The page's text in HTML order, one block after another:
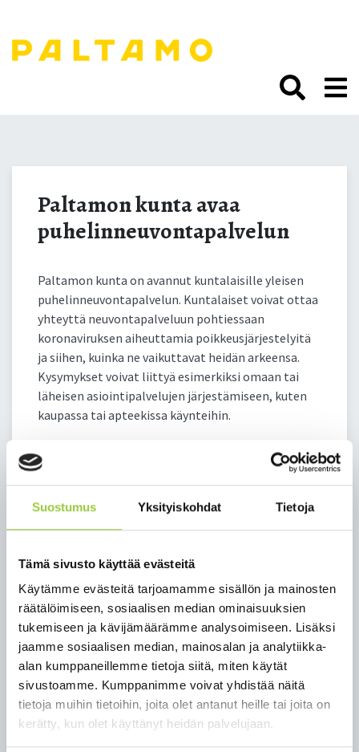
Suostumus Yksityiskohdat Tietoja
Tämä sivusto käyttää evästeitä
Käytämme evästeitä tarjoamamme sisällön ja mainosten
räätälöimiseen, sosiaalisen median ominaisuuksien
tukemiseen ja kävijämäärämme analysoimiseen. Lisäksi
jaamme sosiaalisen median, mainosalan ja analytiikka-
alan kumppaneillemme tietoja siitä, miten käytät
sivustoamme. Kumppanimme voivat yhdistää näitä
tietoja muihin tietoihin, joita olet antanut heille tai joita on
kerätty, kun olet käyttänyt heidän palvelujaan.
Paltamon kunta avaa
puhelinneuvontapalvelun
Paltamon kunta avaa
puhelinneuvontapalvelun
Paltamon kunta on avannut kuntalaisille yleisen
puhelinneuvontapalvelun. Kuntalaiset voivat ottaa
yhteyttä neuvontapalveluun pohtiessaan
koronaviruksen aiheuttamia poikkeusjärjestelyitä
ja siihen, kuinka ne vaikuttavat heidän arkeensa.
Kysymykset voivat liittyä esimerkiksi omaan tai
läheisen asiointipalvelujen järjestämiseen, kuten
kaupassa tai apteekissa käynteihin.
ovat ma-pe klo 8.00 – 15.00
044 7500 738 (Anu Leinonen)
044 7500 989 (Laura Poikonen)
Sairauteen liittyvissä kysymyksissä tulee ottaa
yhteyttä seuraavasti:
Tietoa koronaviruksesta -puhelinneuvonta p.
0295 535 535 ma–pe klo 8–21 ja la klo 9–15
Päivystysnumero p. 116 117 (sairaudenhoidon
tarpeen arvio)
Paltamon terveysasema
p. 08 6156 5322 (päivystys)
p. 08 6156 5322 (kiireetön)